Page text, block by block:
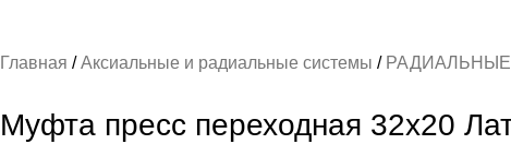
Главная Аксиальные и радиальные системы
Муфта пресс переходная 32х20